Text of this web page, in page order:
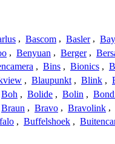
, Bascom , Basler ,
, Benyuan , Berger ,
, Bins , Bionics ,
, Blaupunkt , Blink ,
Boh , Bolide , Bolin ,
Braun , Bravo , Bravolink ,
, Buffelshoek ,